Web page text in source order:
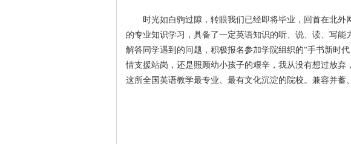
时光如白驹过隙，转眼我们已经即将毕业，回首在北
的专业知识学习，具备了一定英语知识的听、说、读、写
解答同学遇到的问题，积极报名参加学院组织的“手书新时
情支援站岗，还是照顾幼小孩子的艰辛，我从没有想过放
这所全国英语教学最专业、最有文化沉淀的院校。兼容并蓄